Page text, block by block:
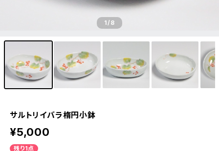
1/8
サルトリイバラ楕円小鉢
¥5,000
残り1点